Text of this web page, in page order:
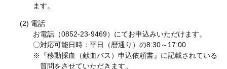
ます。
電話
お電話（0852-23-9469）にてお申込みいただけます。
〇対応可能日時：平日（暦通り）の8:30～17:00
※『移動採血（献血バス）申込依頼書』に記載されている
質問をさせていただきます。